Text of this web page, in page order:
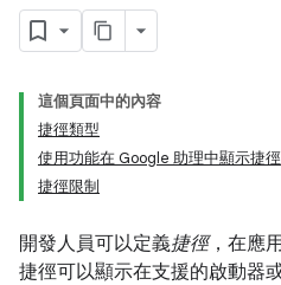
這個頁面中的內容
捷徑類型
使用功能在 Google 助理中顯示捷徑
捷徑限制
開發人員可以定義捷徑，在應
捷徑可以顯示在支援的啟動器